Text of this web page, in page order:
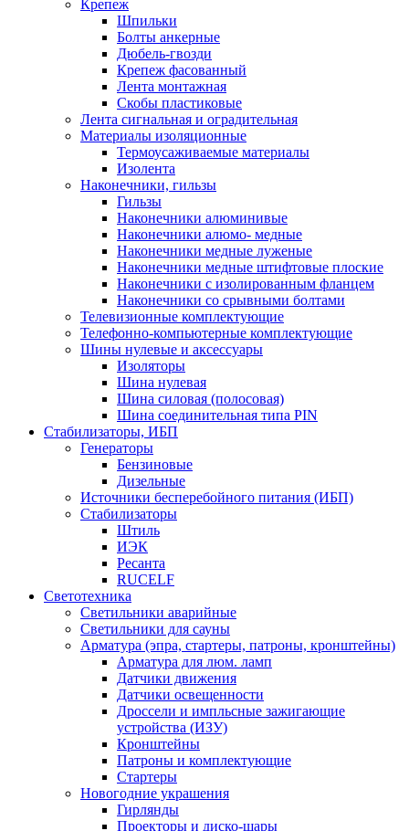
Крепеж
Шпильки
Болты анкерные
Дюбель-гвозди
Крепеж фасованный
Лента монтажная
Скобы пластиковые
Лента сигнальная и оградительная
Материалы изоляционные
Термоусаживаемые матeриалы
Изолента
Наконечники, гильзы
Гильзы
Наконечники алюминивые
Наконечники алюмо- медные
Наконечники медные луженые
Наконечники медные штифтовые плоские
Наконечники с изолированным фланцем
Наконечники со срывными болтами
Телевизионные комплектующие
Телефонно-компьютерные комплектующие
Шины нулевые и аксессуары
Изоляторы
Шина нулевая
Шина силовая (полосовая)
Шина соединительная типа PIN
Стабилизаторы, ИБП
Генераторы
Бензиновые
Дизельные
Источники бесперебойного питания (ИБП)
Стабилизаторы
Штиль
ИЭК
Ресанта
RUCELF
Светотехника
Светильники аварийные
Светильники для сауны
Арматура (эпра, стартеры, патроны, кронштейны)
Арматура для люм. ламп
Датчики движения
Датчики освещенности
Дроссели и импльсные зажигающие
устройства (ИЗУ)
Кронштейны
Патроны и комплектующие
Стартеры
Новогодние украшения
Гирлянды
Проекторы и диско-шары